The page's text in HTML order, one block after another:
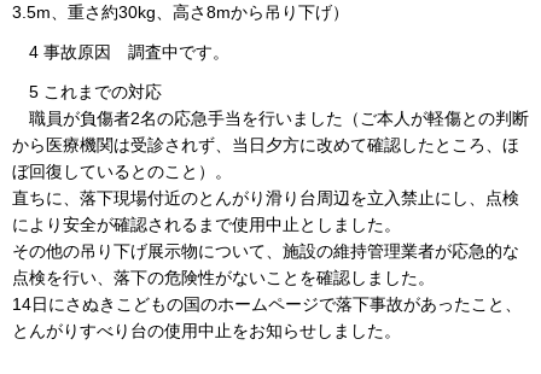
3.5m、重さ約30kg、高さ8mから吊り下げ）
4 事故原因 調査中です。
5 これまでの対応
職員が負傷者2名の応急手当を行いました（ご本人が軽傷との判断
から医療機関は受診されず、当日夕方に改めて確認したところ、ほ
ぼ回復しているとのこと）。
直ちに、落下現場付近のとんがり滑り台周辺を立入禁止にし、点検
により安全が確認されるまで使用中止としました。
その他の吊り下げ展示物について、施設の維持管理業者が応急的な
点検を行い、落下の危険性がないことを確認しました。
14日にさぬきこどもの国のホームページで落下事故があったこと、
とんがりすべり台の使用中止をお知らせしました。